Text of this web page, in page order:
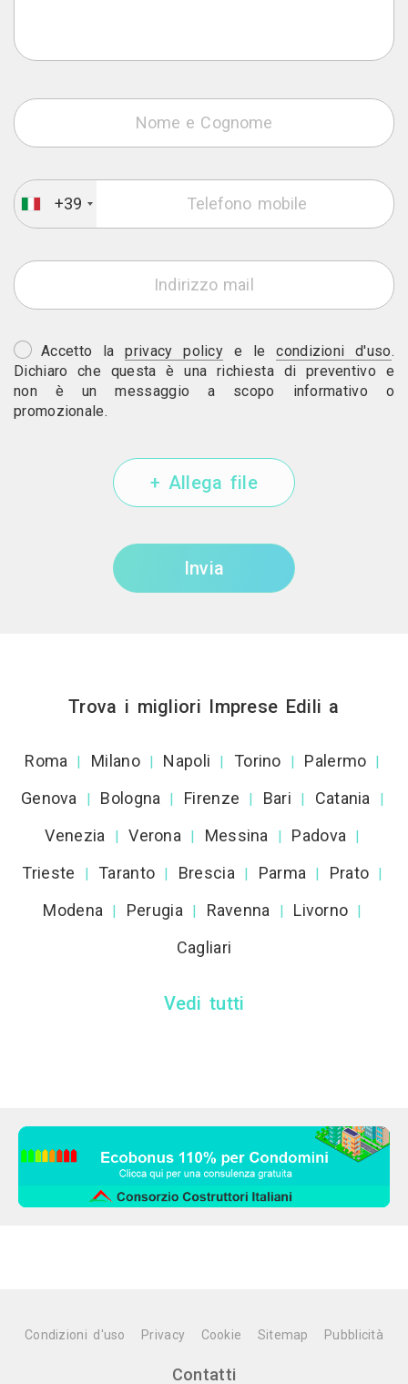
+39
Accetto laprivacy policy e lecondizioni d'uso.
Dichiaro che questa è una richiesta di preventivo e
non è un messaggio a scopo informativo o
promozionale.
+ Allega file
Invia
Trova i migliori Imprese Edili a
Roma | Milano | Napoli | Torino | Palermo |
Genova | Bologna | Firenze | Bari | Catania |
Venezia | Verona | Messina | Padova |
Trieste | Taranto | Brescia | Parma | Prato |
Modena | Perugia | Ravenna | Livorno |
Cagliari
Vedi tutti
Condizioni d'uso Privacy Cookie Sitemap Pubblicità
Contatti